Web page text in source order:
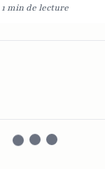
1 min de lecture